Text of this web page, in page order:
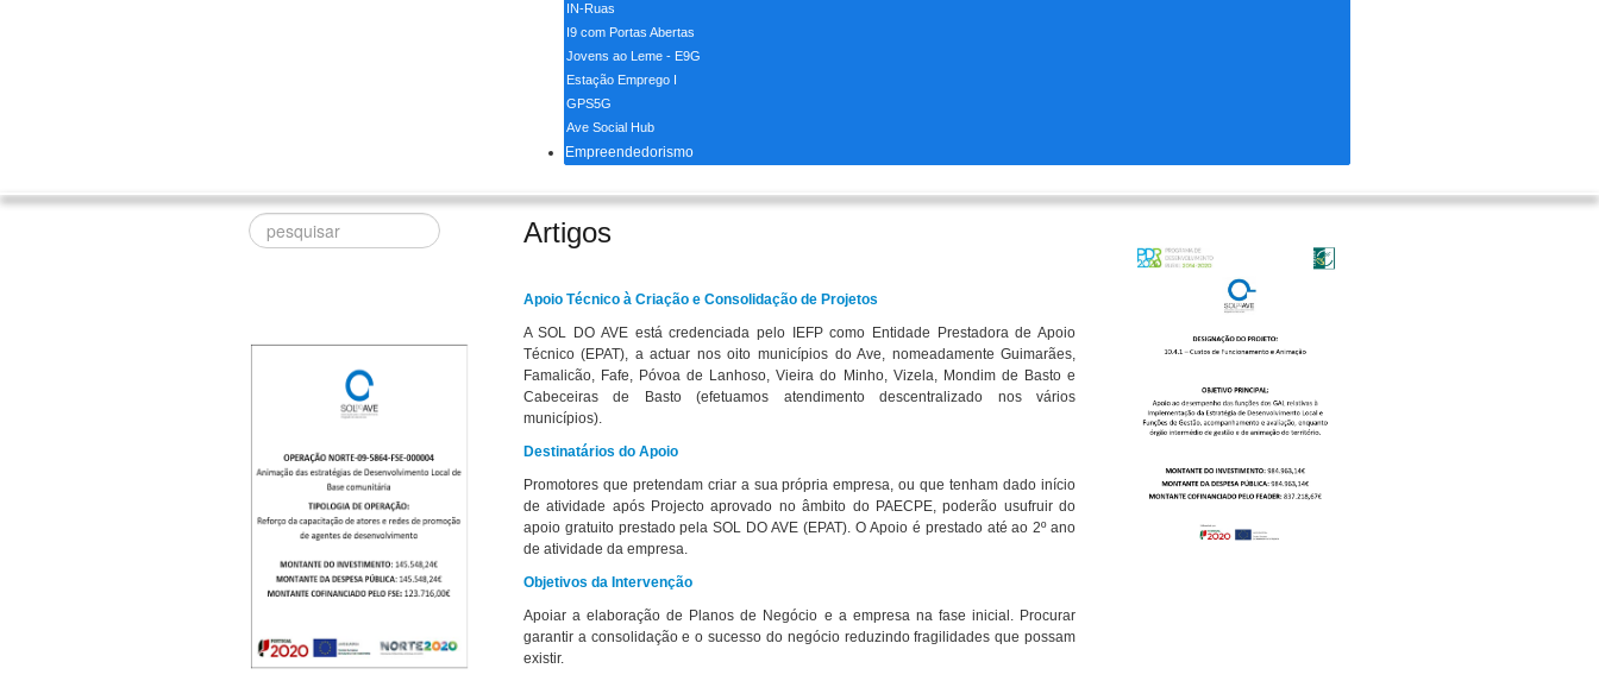
IN-Ruas
I9 com Portas Abertas
Jovens ao Leme - E9G
Estação Emprego I
GPS5G
Ave Social Hub
Empreendedorismo
Procurar Artigos
Apoio Técnico à Criação e Consolidação de Projetos
A SOL DO AVE está credenciada pelo IEFP como Entidade Prestadora de Apoio
Técnico (EPAT), a actuar nos oito municípios do Ave, nomeadamente Guimarães,
Famalicão, Fafe, Póvoa de Lanhoso, Vieira do Minho, Vizela, Mondim de Basto e
Cabeceiras de Basto (efetuamos atendimento descentralizado nos vários
municípios).
Destinatários do Apoio
Promotores que pretendam criar a sua própria empresa, ou que tenham dado início
de atividade após Projecto aprovado no âmbito do PAECPE, poderão usufruir do
apoio gratuito prestado pela SOL DO AVE (EPAT). O Apoio é prestado até ao 2º ano
de atividade da empresa.
Objetivos da Intervenção
Apoiar a elaboração de Planos de Negócio e a empresa na fase inicial. Procurar
garantir a consolidação e o sucesso do negócio reduzindo fragilidades que possam
existir.